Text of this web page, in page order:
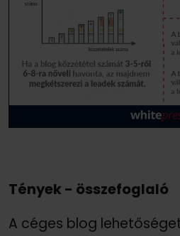
Tények - összefoglaló
A céges blog